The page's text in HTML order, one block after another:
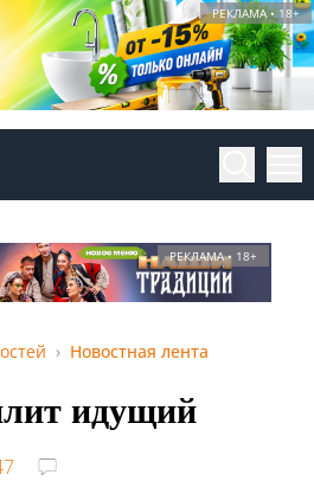
РЕКЛАМА • 18+
РЕКЛАМА • 18+
Новостная лента
идущий